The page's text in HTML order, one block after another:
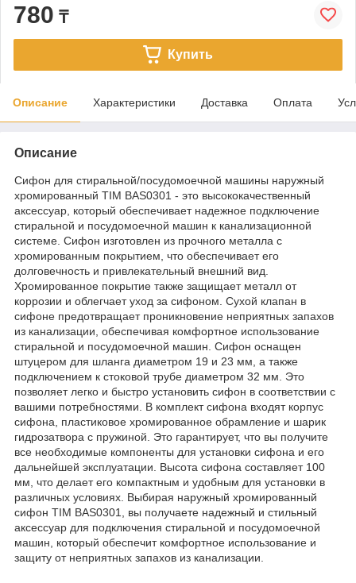
780 ₸
Купить
Описание Характеристики Доставка Оплата
Описание
Сифон для стиральной/посудомоечной машины наружный
хромированный TIM BAS0301 - это высококачественный
аксессуар, который обеспечивает надежное подключение
стиральной и посудомоечной машин к канализационной
системе. Сифон изготовлен из прочного металла с
хромированным покрытием, что обеспечивает его
долговечность и привлекательный внешний вид.
Хромированное покрытие также защищает металл от
коррозии и облегчает уход за сифоном. Сухой клапан в
сифоне предотвращает проникновение неприятных запахов
из канализации, обеспечивая комфортное использование
стиральной и посудомоечной машин. Сифон оснащен
штуцером для шланга диаметром 19 и 23 мм, а также
подключением к стоковой трубе диаметром 32 мм. Это
позволяет легко и быстро установить сифон в соответствии с
вашими потребностями. В комплект сифона входят корпус
сифона, пластиковое хромированное обрамление и шарик
гидрозатвора с пружиной. Это гарантирует, что вы получите
все необходимые компоненты для установки сифона и его
дальнейшей эксплуатации. Высота сифона составляет 100
мм, что делает его компактным и удобным для установки в
различных условиях. Выбирая наружный хромированный
сифон TIM BAS0301, вы получаете надежный и стильный
аксессуар для подключения стиральной и посудомоечной
машин, который обеспечит комфортное использование и
защиту от неприятных запахов из канализации.